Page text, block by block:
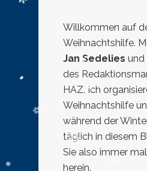
Willkommen auf
Weihnachtshilfe.
Jan Sedelies und
des
HAZ. Ich
Weihnachtshilfe
während der
täglich in diesem
Sie also immer
herein.